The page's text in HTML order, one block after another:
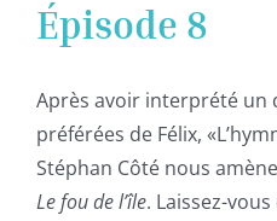
Épisode 8
Après avoir interprété un
préférées de Félix,
Stéphan Côté nous
Le fou de l’île. Laissez-